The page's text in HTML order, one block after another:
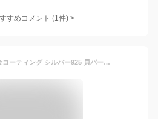
すめコメント (1件) >
Pasurohu ピアス 18金コーティング シルバー925 貝パール 真珠 パールピアス レディース 人気 金属アレルギー対応 本物ジュエリー